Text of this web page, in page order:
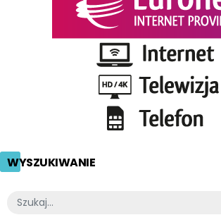
WYSZUKIWANIE